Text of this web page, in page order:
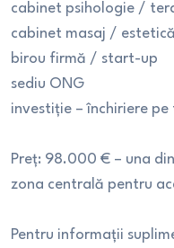
cabinet psihologie /
cabinet masaj / estetică
birou firmă / start-up
sediu ONG
investiție – închiriere pe
Preț: 98.000 € – una
zona centrală pentru
Pentru informații